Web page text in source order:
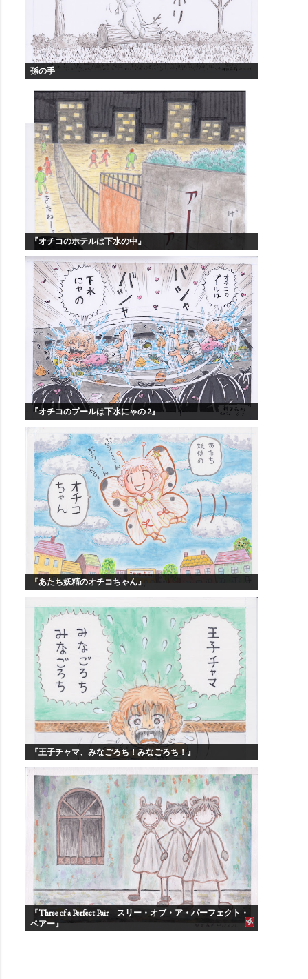
孫の手
『オチコのホテルは下水の中』
『オチコのプールは下水にゃの 2』
『あたち妖精のオチコちゃん』
『王子チャマ、みなごろち！みなごろち！』
『Three of a Perfect Pair スリー・オブ・ア・パーフェクト・
ペアー』